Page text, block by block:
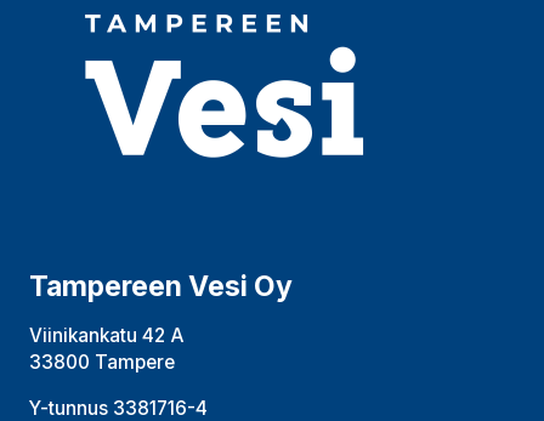
Tampereen Vesi Oy
Viinikankatu 42 A
33800 Tampere
Y-tunnus 3381716-4